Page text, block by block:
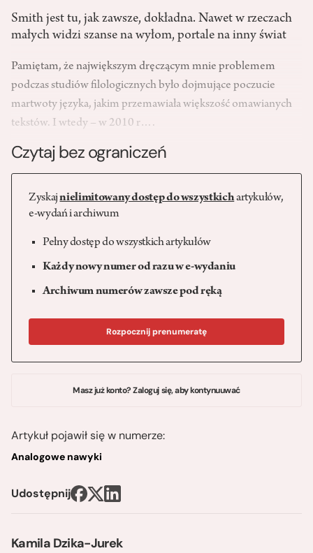
Kamila Dzika-Jurek
Smith jest tu, jak zawsze, dokładna. Nawet w rzeczach
małych widzi szanse na wyłom, portale na inny świat
Pamiętam, że największym dręczącym mnie problemem
podczas studiów filologicznych było dojmujące poczucie
martwoty języka, jakim przemawiała większość omawianych
tekstów. I wtedy – w 2010 r….
Czytaj bez ograniczeń
Zyskajnielimitowany dostęp do wszystkichartykułów,
e-wydań i archiwum
Pełny dostęp do wszystkich artykułów
Każdy nowy numer od razu w e-wydaniu
Archiwum numerów zawsze pod ręką
Rozpocznij prenumeratę
Masz już konto? Zaloguj się, aby kontynuuwać
Artykuł pojawił się w numerze:
Analogowe nawyki
Udostępnij